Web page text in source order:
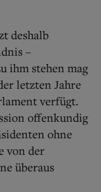
deshalb
–
ihm stehen mag
letzten Jahre
verfügt.
offenkundig
ohne
von der
überaus